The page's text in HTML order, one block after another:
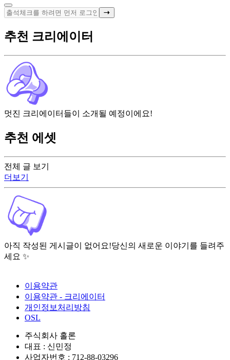
전체 글 보기
더보기
아직 작성된 게시글이 없어요!당신의 새로운 이야기를 들려주
세요 ✨
추천 크리에이터
멋진 크리에이터들이 소개될 예정이에요!
추천 에셋
이용약관
이용약관 - 크리에이터
개인정보처리방침
OSL
주식회사 홀론
대표 : 신민정
사업자번호 : 712-88-03296